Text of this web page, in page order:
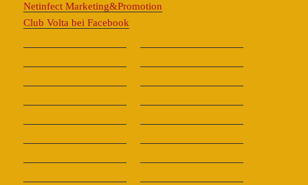
Netinfect Marketing&Promotion
Club Volta bei Facebook